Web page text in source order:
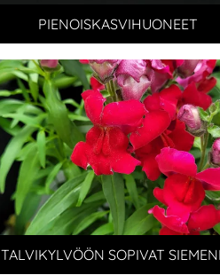
PIENOISKASVIHUONEET
TALVIKYLVÖÖN SOPIVAT